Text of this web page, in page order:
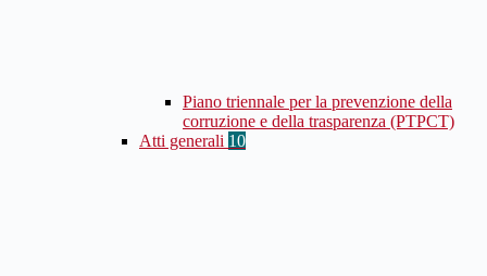
Piano triennale per la prevenzione della
corruzione e della trasparenza (PTPCT)
Atti generali 10